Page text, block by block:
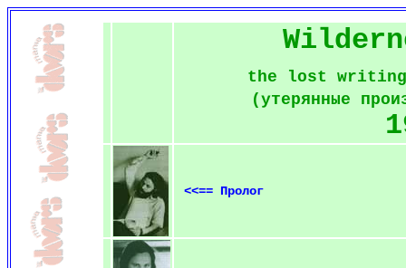
the lost
(утерянные
<<== Пролог